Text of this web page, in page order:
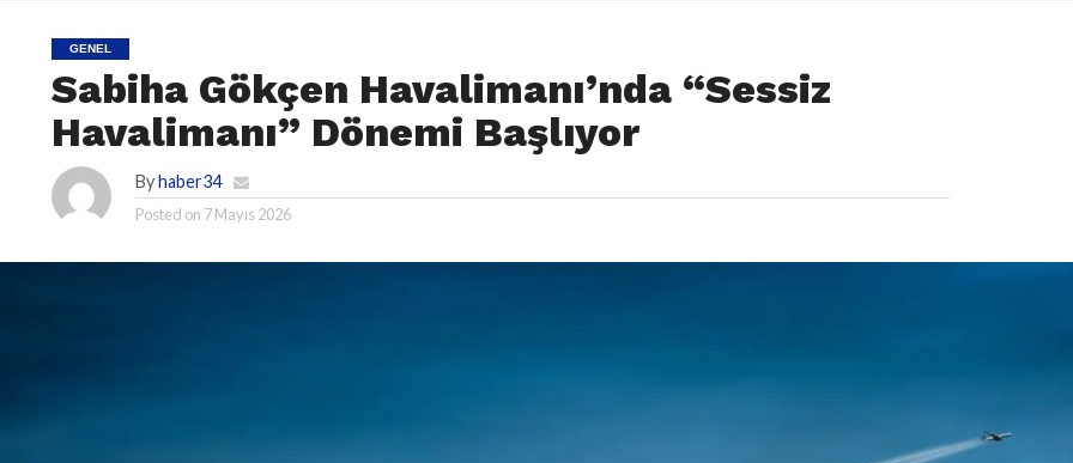
GENEL
Sabiha Gökçen Havalimanı’nda “Sessiz
Havalimanı” Dönemi Başlıyor
Byhaber34
Posted on 7 Mayıs 2026